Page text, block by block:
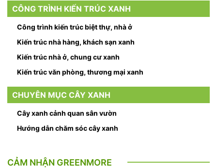
CÔNG TRÌNH KIẾN TRÚC XANH
Công trình kiến trúc biệt thự, nhà ở
Kiến trúc nhà hàng, khách sạn xanh
Kiến trúc nhà ở, chung cư xanh
Kiến trúc văn phòng, thương mại xanh
CHUYÊN MỤC CÂY XANH
Cây xanh cảnh quan sân vườn
Hướng dẫn chăm sóc cây xanh
CẢM NHẬN GREENMORE